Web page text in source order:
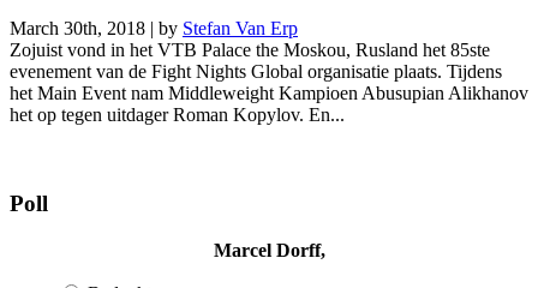
March 30th, 2018 | by Stefan Van Erp
Zojuist vond in het VTB Palace the Moskou, Rusland het 85ste
evenement van de Fight Nights Global organisatie plaats. Tijdens
het Main Event nam Middleweight Kampioen Abusupian Alikhanov
het op tegen uitdager Roman Kopylov. En...
Poll
Marcel Dorff,